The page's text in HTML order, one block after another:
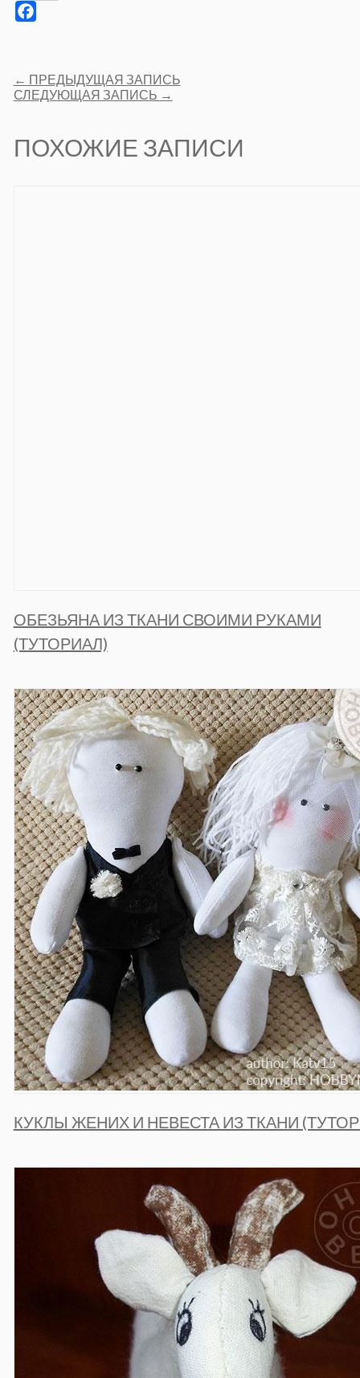
Post
navigation
← ПРЕДЫДУЩАЯ ЗАПИСЬ
СЛЕДУЮЩАЯ ЗАПИСЬ →
ПОХОЖИЕ ЗАПИСИ
ОБЕЗЬЯНА ИЗ ТКАНИ СВОИМИ РУКАМИ
(ТУТОРИАЛ)
КУКЛЫ ЖЕНИХ И НЕВЕСТА ИЗ ТКАНИ